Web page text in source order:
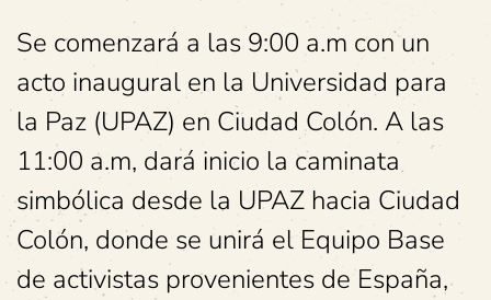
Se comenzará a las 9:00 a.m con un
acto inaugural en la Universidad para
la Paz (UPAZ) en Ciudad Colón. A las
11:00 a.m, dará inicio la caminata
simbólica desde la UPAZ hacia Ciudad
Colón, donde se unirá el Equipo Base
de activistas provenientes de España,